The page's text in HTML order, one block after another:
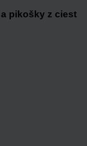
pikošky z ciest